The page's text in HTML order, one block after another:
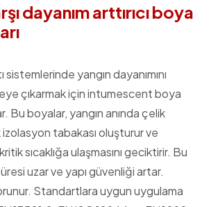
dayanım arttırıcı boya
yangın dayanımını
çıkarmak için intumescent boya
Bu boyalar, yangın anında çelik
tabakası oluşturur ve
sıcaklığa ulaşmasını geciktirir. Bu
uzar ve yapı güvenliği artar.
Standartlara uygun uygulama